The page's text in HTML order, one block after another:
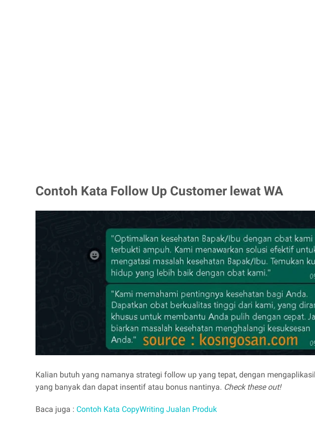
Contoh Kata Follow Up Customer lewat WA
Kalian butuh yang namanya strategi follow up yang tepat, dengan
yang banyak dan dapat insentif atau bonus nantinya. Check these out!
Baca juga : Contoh Kata CopyWriting Jualan Produk